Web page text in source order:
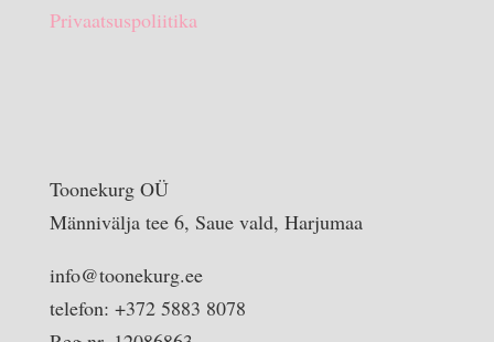
Privaatsuspoliitika
Toonekurg OÜ
Männivälja tee 6, Saue vald, Harjumaa
info@toonekurg.ee
telefon: +372 5883 8078